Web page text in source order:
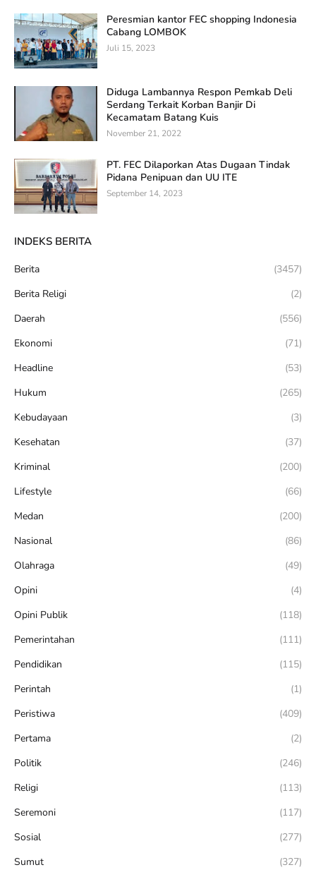
Peresmian kantor FEC shopping Indonesia
Cabang LOMBOK
Juli 15, 2023
Diduga Lambannya Respon Pemkab Deli
Serdang Terkait Korban Banjir Di
Kecamatam Batang Kuis
November 21, 2022
PT. FEC Dilaporkan Atas Dugaan Tindak
Pidana Penipuan dan UU ITE
September 14, 2023
INDEKS BERITA
Berita
(3457)
Berita Religi
(2)
Daerah
(556)
Ekonomi
(71)
Headline
(53)
Hukum
(265)
Kebudayaan
(3)
Kesehatan
(37)
Kriminal
(200)
Lifestyle
(66)
Medan
(200)
Nasional
(86)
Olahraga
(49)
Opini
(4)
Opini Publik
(118)
Pemerintahan
(111)
Pendidikan
(115)
Perintah
(1)
Peristiwa
(409)
Pertama
(2)
Politik
(246)
Religi
(113)
Seremoni
(117)
Sosial
(277)
Sumut
(327)